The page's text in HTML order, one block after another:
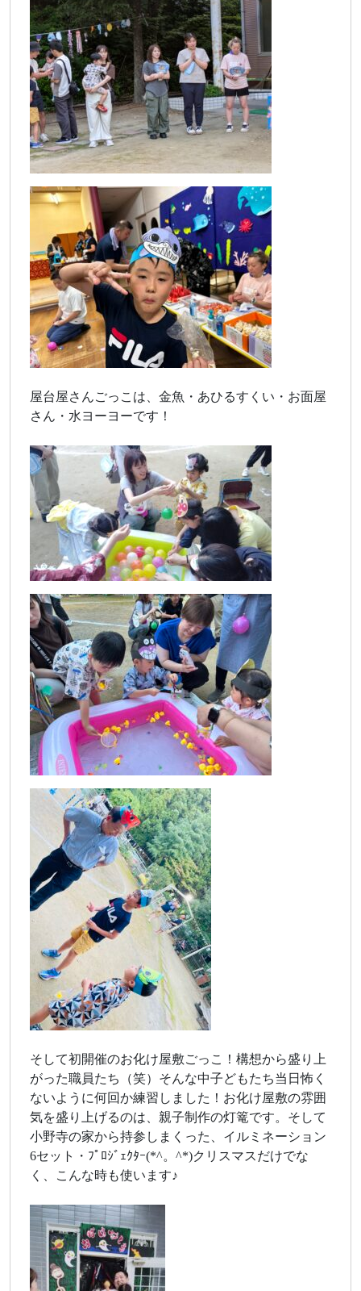
屋台屋さんごっこは、金魚・あひるすくい・お面屋
さん・水ヨーヨーです！
そして初開催のお化け屋敷ごっこ！構想から盛り上
がった職員たち（笑）そんな中子どもたち当日怖く
ないように何回か練習しました！お化け屋敷の雰囲
気を盛り上げるのは、親子制作の灯篭です。そして
小野寺の家から持参しまくった、イルミネーション
6セット・ﾌﾟﾛｼﾞｪｸﾀｰ(*^。^*)クリスマスだけでな
く、こんな時も使います♪